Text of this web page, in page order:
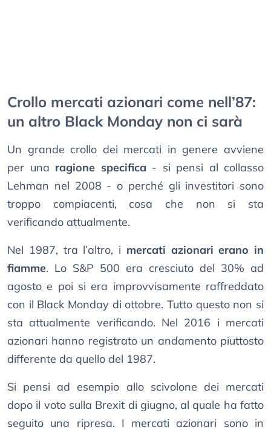
Crollo mercati azionari come nell’87:
un altro Black Monday non ci sarà
Un grande crollo dei mercati in genere avviene
per una ragione specifica - si pensi al collasso
Lehman nel 2008 - o perché gli investitori sono
troppo compiacenti, cosa che non si sta
verificando attualmente.
Nel 1987, tra l’altro, i mercati azionari erano in
fiamme. Lo S&P 500 era cresciuto del 30% ad
agosto e poi si era improvvisamente raffreddato
con il Black Monday di ottobre. Tutto questo non si
sta attualmente verificando. Nel 2016 i mercati
azionari hanno registrato un andamento piuttosto
differente da quello del 1987.
Si pensi ad esempio allo scivolone dei mercati
dopo il voto sulla Brexit di giugno, al quale ha fatto
seguito una ripresa. I mercati azionari sono in